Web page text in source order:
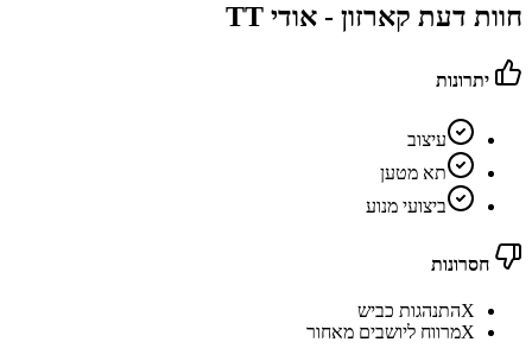
חוות דעת קארזון - אודי TT
יתרונות
עיצוב
תא מטען
ביצועי מנוע
חסרונות
Xהתנהגות כביש
Xמרווח ליושבים מאחור